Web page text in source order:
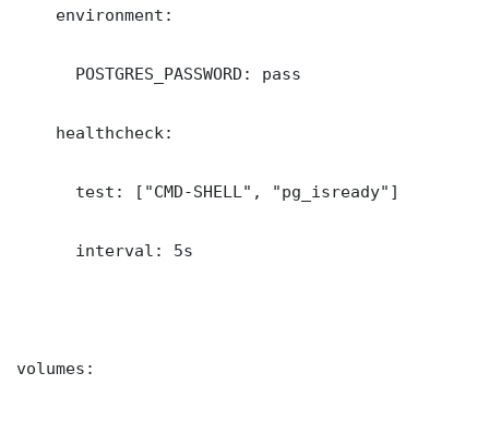
    environment:
      POSTGRES_PASSWORD: pass
    healthcheck:
      test: ["CMD-SHELL", "pg_isready"]
      interval: 5s
volumes: